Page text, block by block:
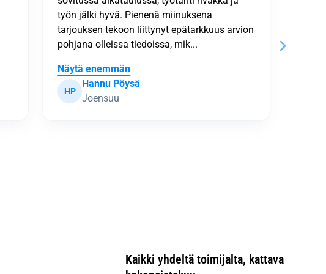
AK
Anne Kuuttihonka
Tuupovaara
Kaikki yhdeltä toimijalta, kattava